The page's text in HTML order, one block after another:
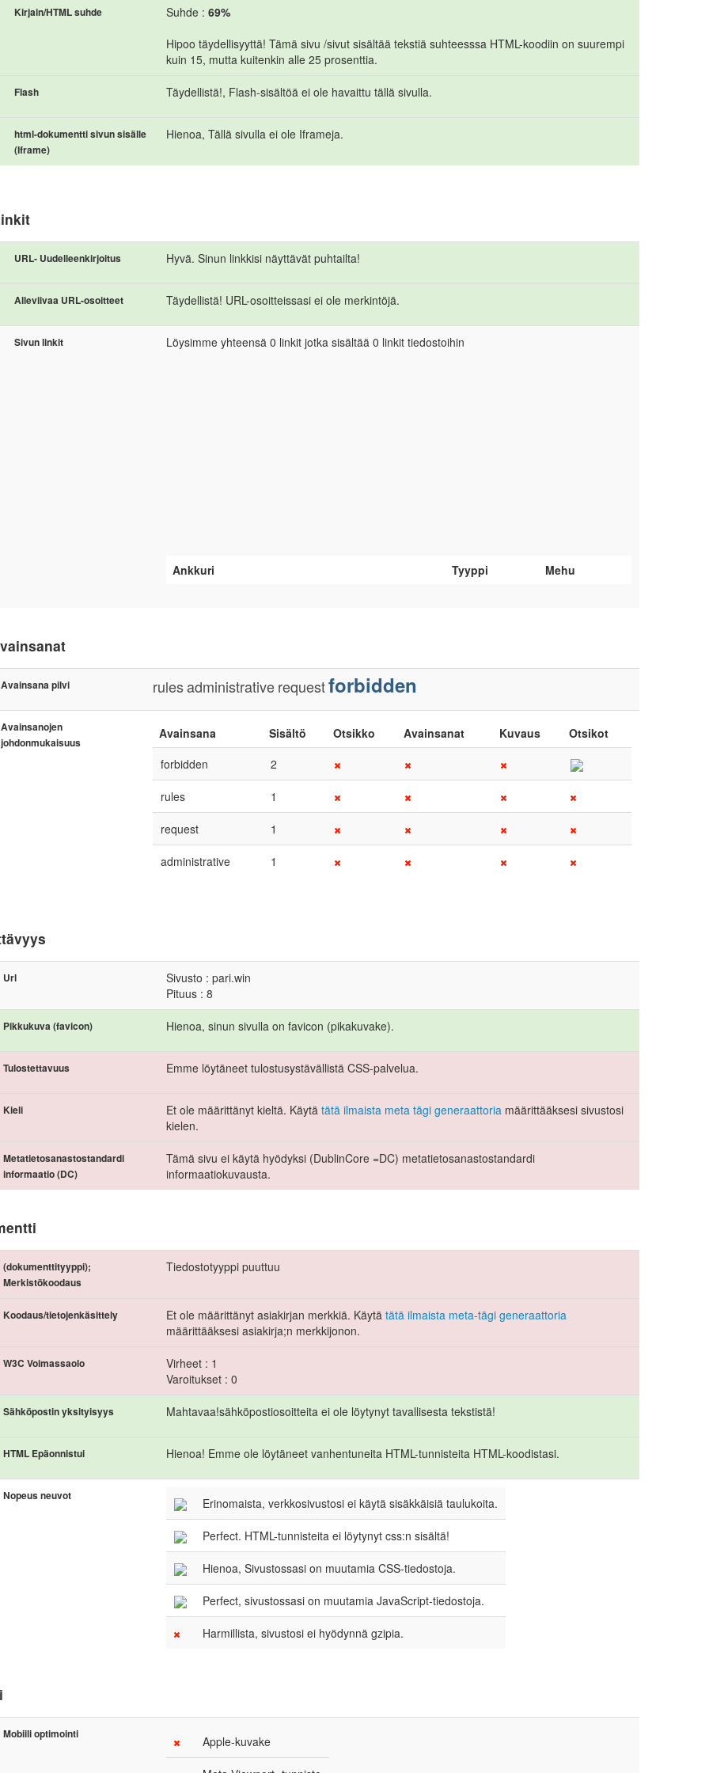
Kirjain/HTML suhde Suhde : 69%
Hipoo täydellisyyttä! Tämä sivu /sivut sisältää tekstiä suhteesssa HTML-koodiin on suurempi
kuin 15, mutta kuitenkin alle 25 prosenttia.
Flash Täydellistä!, Flash-sisältöä ei ole havaittu tällä sivulla.
html-dokumentti sivun sisälle
(Iframe)
Hienoa, Tällä sivulla ei ole Iframeja.
URL- Uudelleenkirjoitus Hyvä. Sinun linkkisi näyttävät puhtailta!
Alleviivaa URL-osoitteet Täydellistä! URL-osoitteissasi ei ole merkintöjä.
Sivun linkit Löysimme yhteensä 0 linkit jotka sisältää 0 linkit tiedostoihin
Ankkuri Tyyppi Mehu
Avainsana pilvi rulesadministrativerequestforbidden
Avainsanojen
johdonmukaisuus
Avainsana Sisältö Otsikko Avainsanat Kuvaus
Otsikot
forbidden
2
rules 1
request 1
administrative 1
Url
Sivusto : pari.win
Pituus : 8
Pikkukuva (favicon) Hienoa, sinun sivulla on favicon (pikakuvake).
Tulostettavuus Emme löytäneet tulostusystävällistä CSS-palvelua.
Kieli Et ole määrittänyt kieltä. Käytä tätä ilmaista meta tägi generaattoria määrittääksesi sivustosi
kielen.
Metatietosanastostandardi
informaatio (DC)
Tämä sivu ei käytä hyödyksi (DublinCore =DC) metatietosanastostandardi
informaatiokuvausta.
(dokumenttityyppi);
Merkistökoodaus
Tiedostotyyppi puuttuu
Koodaus/tietojenkäsittely Et ole määrittänyt asiakirjan merkkiä. Käytä tätä ilmaista meta-tägi generaattoria
määrittääksesi asiakirja;n merkkijonon.
W3C Voimassaolo
Virheet : 1
Varoitukset : 0
Sähköpostin yksityisyys Mahtavaa!sähköpostiosoitteita ei ole löytynyt tavallisesta tekstistä!
HTML Epäonnistui Hienoa! Emme ole löytäneet vanhentuneita HTML-tunnisteita HTML-koodistasi.
Nopeus neuvot Erinomaista, verkkosivustosi ei käytä sisäkkäisiä taulukoita.
Perfect. HTML-tunnisteita ei löytynyt css:n sisältä!
Hienoa, Sivustossasi on muutamia CSS-tiedostoja.
Perfect, sivustossasi on muutamia JavaScript-tiedostoja.
Harmillista, sivustosi ei hyödynnä gzipia.
Mobiili optimointi Apple-kuvake